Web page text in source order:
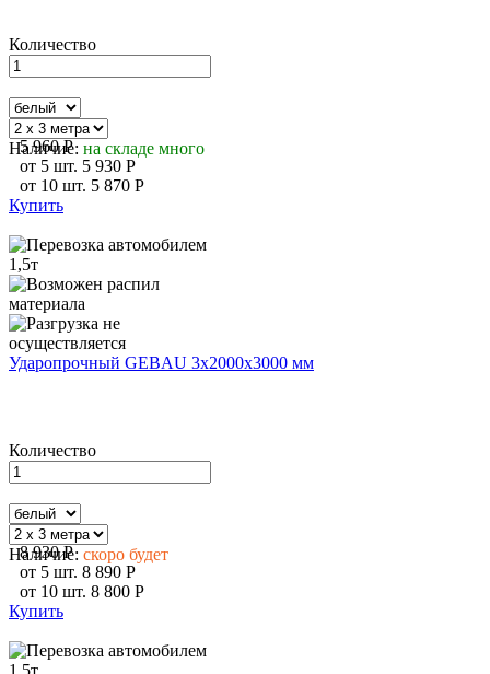
Количество
Наличие: на складе много
5 960 P
от 5 шт. 5 930 P
от 10 шт. 5 870 P
Купить
Ударопрочный GEBAU 3х2000х3000 мм
Количество
Наличие: скоро будет
8 930 P
от 5 шт. 8 890 P
от 10 шт. 8 800 P
Купить